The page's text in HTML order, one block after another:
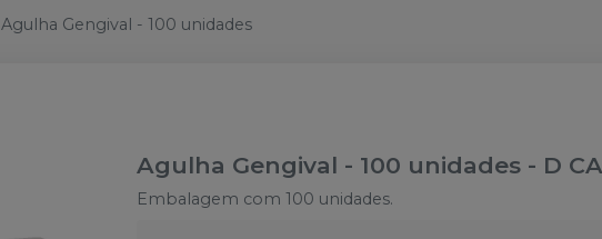
Agulha Gengival - 100 unidades
Agulha Gengival - 100 unidades - D
Embalagem com 100 unidades.